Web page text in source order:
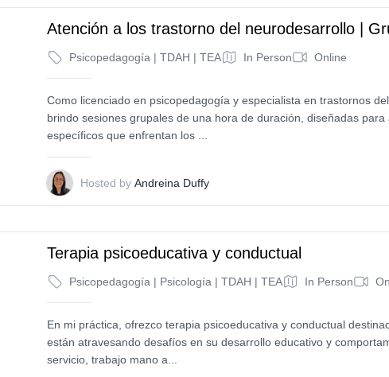
Atención a los trastorno del neurodesarrollo |
Psicopedagogía | TDAH | TEA In Person Online
Como licenciado en psicopedagogía y especialista en trastornos
brindo sesiones grupales de una hora de duración, diseñadas
específicos que enfrentan los ...
A Hosted by Andreina Duffy
Terapia psicoeducativa y conductual
Psicopedagogía | Psicología | TDAH | TEA In Person
En mi práctica, ofrezco terapia psicoeducativa y conductual
están atravesando desafíos en su desarrollo educativo y
servicio, trabajo mano a...